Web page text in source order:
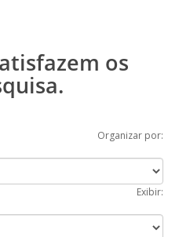
os
Organizar por:
Exibir: